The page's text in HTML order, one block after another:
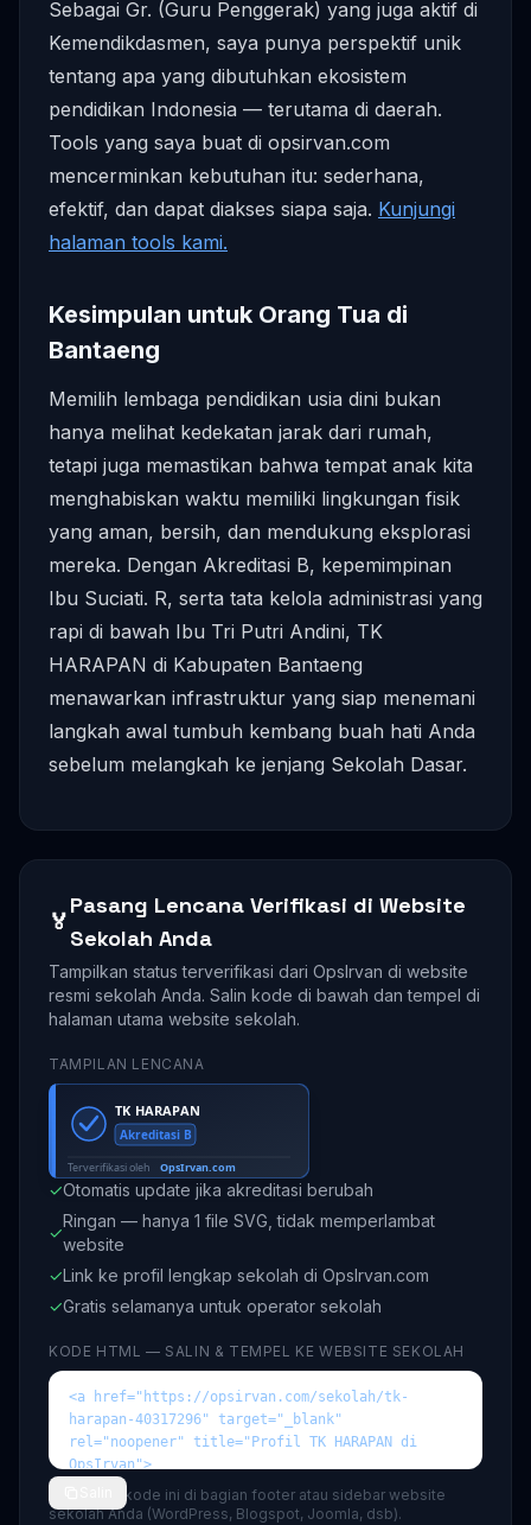
Sebagai Gr. (Guru Penggerak) yang juga aktif di
Kemendikdasmen, saya punya perspektif unik
tentang apa yang dibutuhkan ekosistem
pendidikan Indonesia — terutama di daerah.
Tools yang saya buat di opsirvan.com
mencerminkan kebutuhan itu: sederhana,
efektif, dan dapat diakses siapa saja. Kunjungi
halaman tools kami.
Kesimpulan untuk Orang Tua di
Bantaeng
Memilih lembaga pendidikan usia dini bukan
hanya melihat kedekatan jarak dari rumah,
tetapi juga memastikan bahwa tempat anak kita
menghabiskan waktu memiliki lingkungan fisik
yang aman, bersih, dan mendukung eksplorasi
mereka. Dengan Akreditasi B, kepemimpinan
Ibu Suciati. R, serta tata kelola administrasi yang
rapi di bawah Ibu Tri Putri Andini, TK
HARAPAN di Kabupaten Bantaeng
menawarkan infrastruktur yang siap menemani
langkah awal tumbuh kembang buah hati Anda
sebelum melangkah ke jenjang Sekolah Dasar.
🏅
Pasang Lencana Verifikasi di Website
Sekolah Anda
Tampilkan status terverifikasi dari OpsIrvan di website
resmi sekolah Anda. Salin kode di bawah dan tempel di
halaman utama website sekolah.
TAMPILAN LENCANA
✓Otomatis update jika akreditasi berubah
✓
Ringan — hanya 1 file SVG, tidak memperlambat
website
✓Link ke profil lengkap sekolah di OpsIrvan.com
✓Gratis selamanya untuk operator sekolah
KODE HTML — SALIN & TEMPEL KE WEBSITE SEKOLAH
💡 Tempel kode ini di bagian footer atau sidebar website
sekolah Anda (WordPress, Blogspot, Joomla, dsb).